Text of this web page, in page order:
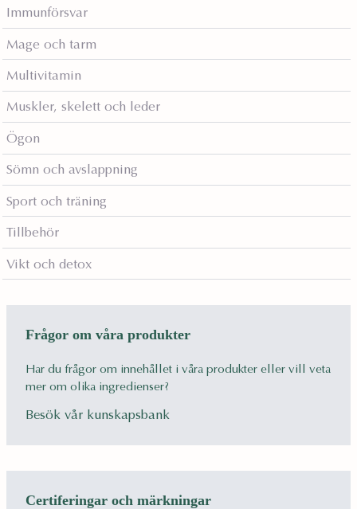
Immunförsvar
Mage och tarm
Multivitamin
Muskler, skelett och leder
Ögon
Sömn och avslappning
Sport och träning
Tillbehör
Vikt och detox
Frågor om våra produkter
Har du frågor om innehållet i våra produkter eller vill veta
mer om olika ingredienser?
Besök vår kunskapsbank
Certiferingar och märkningar